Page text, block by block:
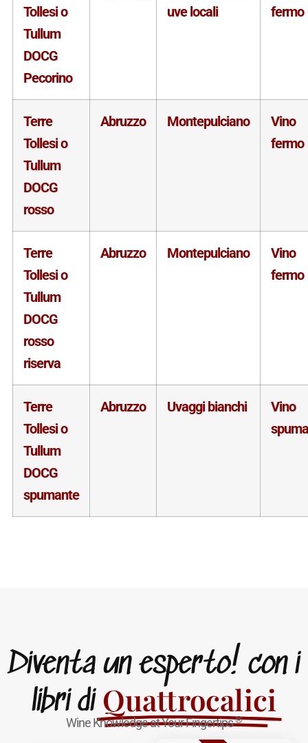
Tollesi o
Tullum
DOCG
Pecorino
uve locali
fermo
Terre
Tollesi o
Tullum
DOCG
rosso
Abruzzo Montepulciano
Vino
fermo
Terre
Tollesi o
Tullum
DOCG
rosso
riserva
Abruzzo Montepulciano
Vino
fermo
Terre
Tollesi o
Tullum
DOCG
spumante
Abruzzo Uvaggi bianchi
Vino
Diventa un esperto! con i
libri di Quattrocalici
Wine Knowledge at Your Fingertips®